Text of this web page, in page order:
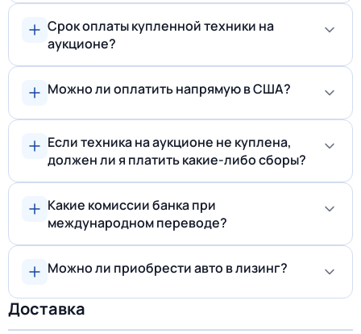
Срок оплаты купленной техники на
аукционе?
Можно ли оплатить напрямую в США?
Если техника на аукционе не куплена,
должен ли я платить какие-либо сборы?
Какие комиссии банка при
международном переводе?
Можно ли приобрести авто в лизинг?
Доставка